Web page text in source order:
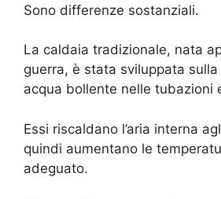
Sono differenze sostanziali.
La caldaia tradizionale, nata
guerra, è stata sviluppata
acqua bollente nelle tubazioni
Essi riscaldano l’aria interna
quindi aumentano le
adeguato.